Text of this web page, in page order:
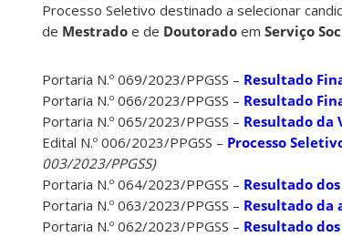
Processo Seletivo destinado a selecionar
de Mestrado e de Doutorado em Serviço
Portaria N.º 069/2023/PPGSS – Resultado
Portaria N.º 066/2023/PPGSS – Resultado
Portaria N.º 065/2023/PPGSS – Resultado da
Edital N.º 006/2023/PPGSS – Processo
003/2023/PPGSS)
Portaria N.º 064/2023/PPGSS – Resultado
Portaria N.º 063/2023/PPGSS – Resultado da
Portaria N.º 062/2023/PPGSS – Resultado